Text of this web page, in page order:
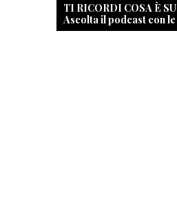
TI RICORDI COSA È
Ascolta il podcast con